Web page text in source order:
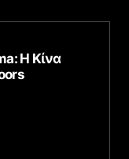
Η Κίνα